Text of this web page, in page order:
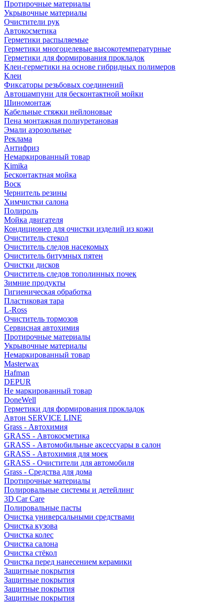
Протирочные материалы
Укрывочные материалы
Очистители рук
Автокосметика
Герметики распыляемые
Герметики многоцелевые высокотемпературные
Герметики для формирования прокладок
Клеи-герметики на основе гибридных полимеров
Клеи
Фиксаторы резьбовых соединений
Автошампуни для бесконтактной мойки
Шиномонтаж
Кабельные стяжки нейлоновые
Пена монтажная полиуретановая
Эмали аэрозольные
Реклама
Антифриз
Немаркированный товар
Kimika
Бесконтактная мойка
Воск
Чернитель резины
Химчистки салона
Полироль
Мойка двигателя
Кондиционер для очистки изделий из кожи
Очиститель стекол
Очиститель следов насекомых
Очиститель битумных пятен
Очистки дисков
Очиститель следов тополинных почек
Зимние продукты
Гигиеническая обработка
Пластиковая тара
L-Ross
Очиститель тормозов
Сервисная автохимия
Протирочные материалы
Укрывочные материалы
Немаркированный товар
Masterwax
Hafman
DEPUR
Не маркированный товар
DoneWell
Герметики для формирования прокладок
Автон SERVICE LINE
Grass - Автохимия
GRASS - Автокосметика
GRASS - Автомобильные аксессуары в салон
GRASS - Автохимия для моек
GRASS - Очистители для автомобиля
Grass - Средства для дома
Протирочные материалы
Полировальные системы и детейлинг
3D Car Care
Полировальные пасты
Очистка универсальными средствами
Очистка кузова
Очистка колес
Очистка салона
Очистка стёкол
Очистка перед нанесением керамики
Защитные покрытия
Защитные покрытия
Защитные покрытия
Защитные покрытия